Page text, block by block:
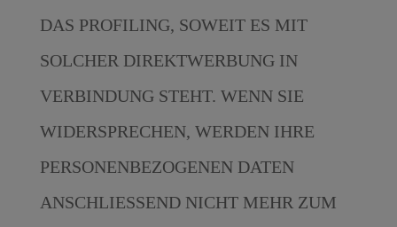
DAS PROFILING, SOWEIT ES MIT
SOLCHER DIREKTWERBUNG IN
VERBINDUNG STEHT. WENN SIE
WIDERSPRECHEN, WERDEN IHRE
PERSONENBEZOGENEN DATEN
ANSCHLIESSEND NICHT MEHR ZUM